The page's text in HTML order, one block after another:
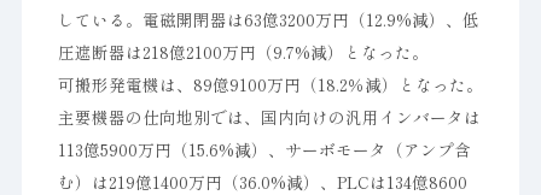
している。電磁開閉器は63億3200万円（12.9%減）、低
圧遮断器は218億2100万円（9.7%減）となった。
可搬形発電機は、89億9100万円（18.2％減）となった。
主要機器の仕向地別では、国内向けの汎用インバータは
113億5900万円（15.6%減）、サーボモータ（アンプ含
む）は219億1400万円（36.0%減）、PLCは134億8600